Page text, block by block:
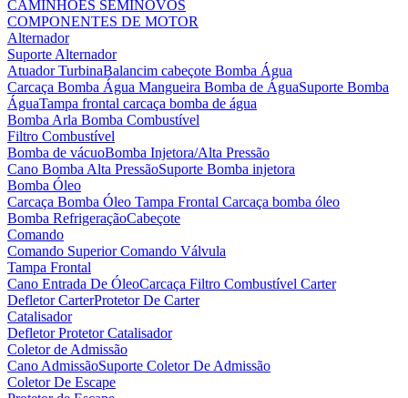
CAMINHÕES SEMINOVOS
COMPONENTES DE MOTOR
Alternador
Suporte Alternador
Atuador TurbinaBalancim cabeçote Bomba Água
Carcaça Bomba Água Mangueira Bomba de ÁguaSuporte Bomba
ÁguaTampa frontal carcaça bomba de água
Bomba Arla Bomba Combustível
Filtro Combustível
Bomba de vácuoBomba Injetora/Alta Pressão
Cano Bomba Alta PressãoSuporte Bomba injetora
Bomba Óleo
Carcaça Bomba Óleo Tampa Frontal Carcaça bomba óleo
Bomba RefrigeraçãoCabeçote
Comando
Comando SuperiorComando Válvula
Tampa Frontal
Cano Entrada De ÓleoCarcaça Filtro Combustível Carter
Defletor CarterProtetor De Carter
Catalisador
Defletor Protetor Catalisador
Coletor de Admissão
Cano AdmissãoSuporte Coletor De Admissão
Coletor De Escape